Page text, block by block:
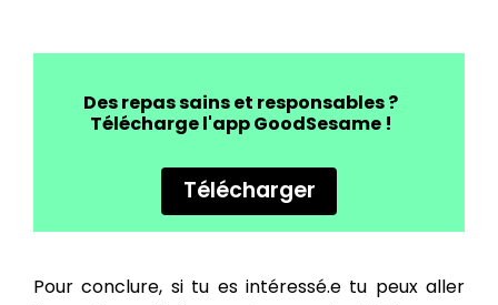
Des repas sains et responsables ?
Télécharge l'app GoodSesame !
Télécharger
Pour conclure, si tu es intéressé.e tu peux aller